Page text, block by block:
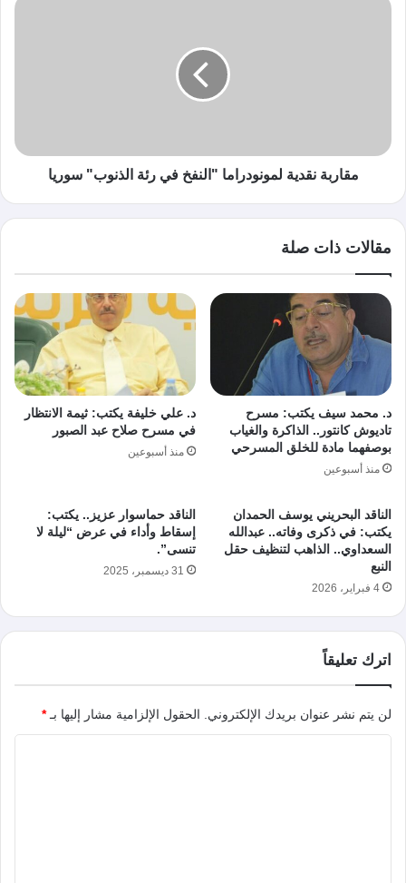
مقاربة نقدية لمونودراما "النفخ في رئة الذنوب" سوريا
مقالات ذات صلة
د. محمد سيف يكتب: مسرح
تاديوش كانتور.. الذاكرة والغياب
بوصفهما مادة للخلق المسرحي
منذ أسبوعين
د. علي خليفة يكتب: ثيمة الانتظار
في مسرح صلاح عبد الصبور
منذ أسبوعين
الناقد البحريني يوسف الحمدان
يكتب: في ذكرى وفاته.. عبدالله
السعداوي.. الذاهب لتنظيف حقل
النبع
4 فبراير، 2026
الناقد حماسوار عزيز.. يكتب:
إسقاط وأداء في عرض “ليلة لا
تنسى”.
31 ديسمبر، 2025
اترك تعليقاً
لن يتم نشر عنوان بريدك الإلكتروني. الحقول الإلزامية مشار إليها بـ*